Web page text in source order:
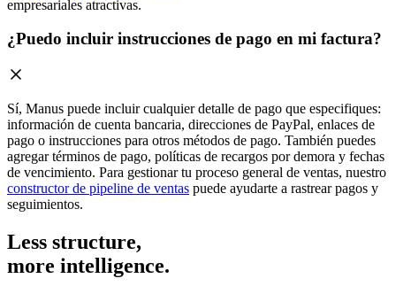
empresariales atractivas.
¿Puedo incluir instrucciones de pago en mi factura?
Sí, Manus puede incluir cualquier detalle de pago que especifiques:
información de cuenta bancaria, direcciones de PayPal, enlaces de
pago o instrucciones para otros métodos de pago. También puedes
agregar términos de pago, políticas de recargos por demora y fechas
de vencimiento. Para gestionar tu proceso general de ventas, nuestro
constructor de pipeline de ventas puede ayudarte a rastrear pagos y
seguimientos.
Less structure,
more intelligence.